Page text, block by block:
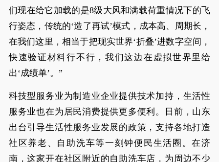
们现在给它加载的是8级大风和满载荷重情况下的飞
行姿态，传统的‘造了再试’模式，成本高、周期长，
在我们这里，相当于把现实世界‘折叠’进数字空间，
快速验证材料行不行，我们这边在虚拟世界里给
出‘成绩单’。”
科技型服务业为制造业企业提供技术加持，生活性
服务业也在为居民消费提供更多便利。日前，山东
出台引导生活性服务业发展的政策，支持各地打造
社区养老、自助洗车等一刻钟便民生活圈。在济
南，这家开在社区附近的自助洗车店，为周边不少